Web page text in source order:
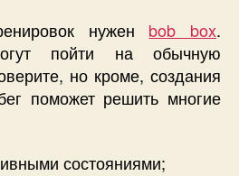
нужен bob box.
пойти на обычную
но кроме, создания
поможет решить многие
состояниями;